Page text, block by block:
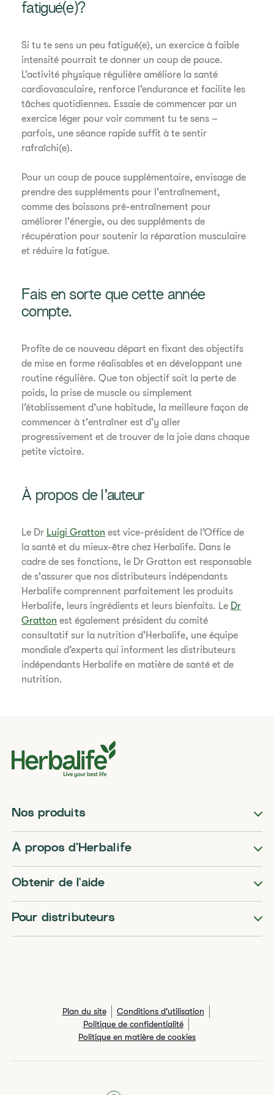
fatigué(e)?
Si tu te sens un peu fatigué(e), un exercice à faible
intensité pourrait te donner un coup de pouce.
L’activité physique régulière améliore la santé
cardiovasculaire, renforce l’endurance et facilite les
tâches quotidiennes. Essaie de commencer par un
exercice léger pour voir comment tu te sens –
parfois, une séance rapide suffit à te sentir
rafraîchi(e).
Pour un coup de pouce supplémentaire, envisage de
prendre des suppléments pour l'entraînement,
comme des boissons pré-entraînement pour
améliorer l'énergie, ou des suppléments de
récupération pour soutenir la réparation musculaire
et réduire la fatigue.
Fais en sorte que cette année
compte.
Profite de ce nouveau départ en fixant des objectifs
de mise en forme réalisables et en développant une
routine régulière. Que ton objectif soit la perte de
poids, la prise de muscle ou simplement
l’établissement d’une habitude, la meilleure façon de
commencer à t'entraîner est d’y aller
progressivement et de trouver de la joie dans chaque
petite victoire.
À propos de l’auteur
Le Dr Luigi Gratton est vice-président de l’Office de
la santé et du mieux-être chez Herbalife. Dans le
cadre de ses fonctions, le Dr Gratton est responsable
de s'assurer que nos distributeurs indépendants
Herbalife comprennent parfaitement les produits
Herbalife, leurs ingrédients et leurs bienfaits. Le Dr
Gratton est également président du comité
consultatif sur la nutrition d’Herbalife, une équipe
mondiale d’experts qui informent les distributeurs
indépendants Herbalife en matière de santé et de
nutrition.
Nos produits
​​À propos d’Herbalife​
Obtenir de l'aide
Pour distributeurs
Plan du site
Conditions d'utilisation
Politique de confidentialité
Politique en matière de cookies